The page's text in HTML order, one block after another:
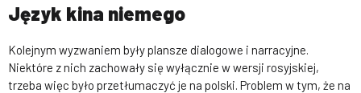
Język kina niemego
Kolejnym wyzwaniem były plansze dialogowe i narracyjne.
Niektóre z nich zachowały się wyłącznie w wersji rosyjskiej,
trzeba więc było przetłumaczyć je na polski. Problem w tym, że na